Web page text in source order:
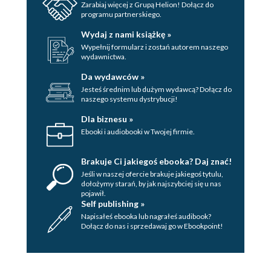
powiesz... (107)
Rozdział 5. Jak odmawiać bez poczucia winy? (113)
Poznaj kogoś, kto potrzebuje Twojej pomocy (113)
Jak odmawiać bez poczucia winy i burzenia relacji?
Nie (120)
Podtrzymanie kontaktu - czynna pomoc
(123)
Jak radzić sobie z nachalnymi ludźmi? (126)
Jak wytrwać przy NIE i radzić sobie z naciskami?
Zarabiaj więcej z Grupą Helion! Dołącz do
programu partnerskiego.
Wydaj z nami książkę »
Wypełnij formularz i zostań autorem naszego
wydawnictwa.
Da wydawców »
Jesteś średnim lub dużym wydawcą? Dołącz do
naszego systemu dystrybucji!
Dla biznesu »
Ebooki i audiobooki w Twojej firmie.
Brakuje Ci jakiegoś ebooka? Daj znać!
Jeśli w naszej ofercie brakuje jakiegoś tytulu,
dołożymy starań, by jak najszybciej się u nas
pojawił.
Self publishing »
Napisałeś ebooka lub nagrałeś audibook?
Dołącz do nas i sprzedawaj go w Ebookpoint!